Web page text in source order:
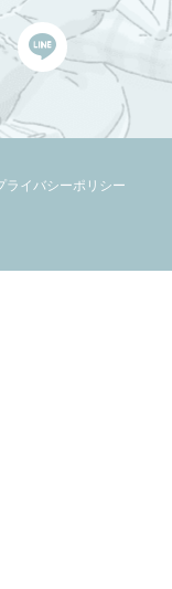
ライバシーポリシー